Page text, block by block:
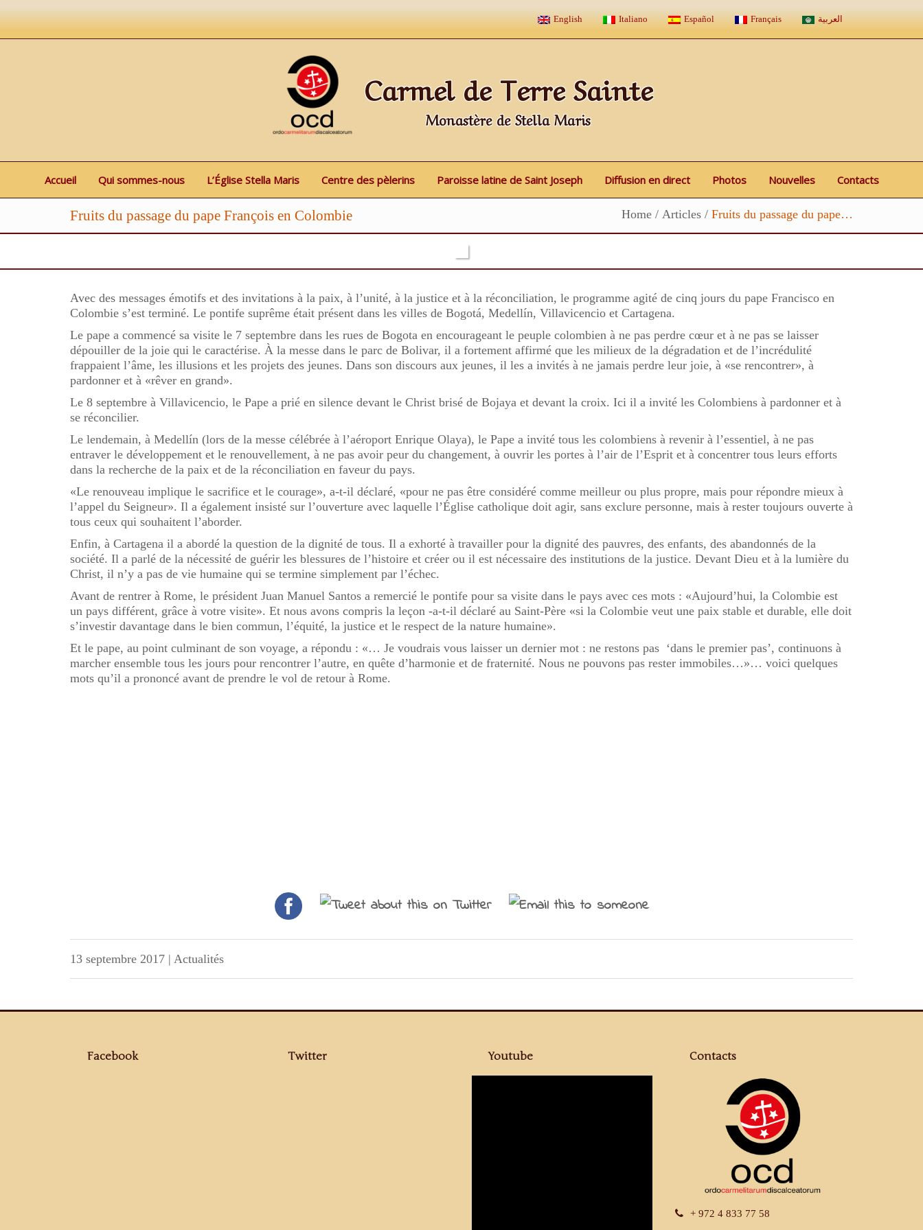
English Italiano Español Français العربية
Carmel de Terre Sainte
Monastère de Stella Maris
Accueil Qui sommes-nous L’Église Stella Maris Centre des pèlerins Paroisse latine de Saint Joseph Diffusion en direct Photos Nouvelles Contacts
Fruits du passage du pape François en Colombie Home / Articles / Fruits du passage du pape…
Avec des messages émotifs et des invitations à la paix, à l’unité, à la justice et à la réconciliation, le programme agité de cinq jours du pape Francisco en
Colombie s’est terminé. Le pontife suprême était présent dans les villes de Bogotá, Medellín, Villavicencio et Cartagena.
Le pape a commencé sa visite le 7 septembre dans les rues de Bogota en encourageant le peuple colombien à ne pas perdre cœur et à ne pas se laisser
dépouiller de la joie qui le caractérise. À la messe dans le parc de Bolivar, il a fortement affirmé que les milieux de la dégradation et de l’incrédulité
frappaient l’âme, les illusions et les projets des jeunes. Dans son discours aux jeunes, il les a invités à ne jamais perdre leur joie, à «se rencontrer», à
pardonner et à «rêver en grand».
Le 8 septembre à Villavicencio, le Pape a prié en silence devant le Christ brisé de Bojaya et devant la croix. Ici il a invité les Colombiens à pardonner et à
se réconcilier.
Le lendemain, à Medellín (lors de la messe célébrée à l’aéroport Enrique Olaya), le Pape a invité tous les colombiens à revenir à l’essentiel, à ne pas
entraver le développement et le renouvellement, à ne pas avoir peur du changement, à ouvrir les portes à l’air de l’Esprit et à concentrer tous leurs efforts
dans la recherche de la paix et de la réconciliation en faveur du pays.
«Le renouveau implique le sacrifice et le courage», a-t-il déclaré, «pour ne pas être considéré comme meilleur ou plus propre, mais pour répondre mieux à
l’appel du Seigneur». Il a également insisté sur l’ouverture avec laquelle l’Église catholique doit agir, sans exclure personne, mais à rester toujours ouverte à
tous ceux qui souhaitent l’aborder.
Enfin, à Cartagena il a abordé la question de la dignité de tous. Il a exhorté à travailler pour la dignité des pauvres, des enfants, des abandonnés de la
société. Il a parlé de la nécessité de guérir les blessures de l’histoire et créer ou il est nécessaire des institutions de la justice. Devant Dieu et à la lumière du
Christ, il n’y a pas de vie humaine qui se termine simplement par l’échec.
Avant de rentrer à Rome, le président Juan Manuel Santos a remercié le pontife pour sa visite dans le pays avec ces mots : «Aujourd’hui, la Colombie est
un pays différent, grâce à votre visite». Et nous avons compris la leçon -a-t-il déclaré au Saint-Père «si la Colombie veut une paix stable et durable, elle doit
s’investir davantage dans le bien commun, l’équité, la justice et le respect de la nature humaine».
Et le pape, au point culminant de son voyage, a répondu : «… Je voudrais vous laisser un dernier mot : ne restons pas ‘dans le premier pas’, continuons à
marcher ensemble tous les jours pour rencontrer l’autre, en quête d’harmonie et de fraternité. Nous ne pouvons pas rester immobiles…»… voici quelques
mots qu’il a prononcé avant de prendre le vol de retour à Rome.
13 septembre 2017 | Actualités
Facebook Twitter Youtube Contacts
+ 972 4 833 77 58